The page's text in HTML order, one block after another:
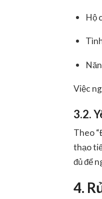
Hộ
Việc
3.2.
Theo
thạo
đủ để
4.